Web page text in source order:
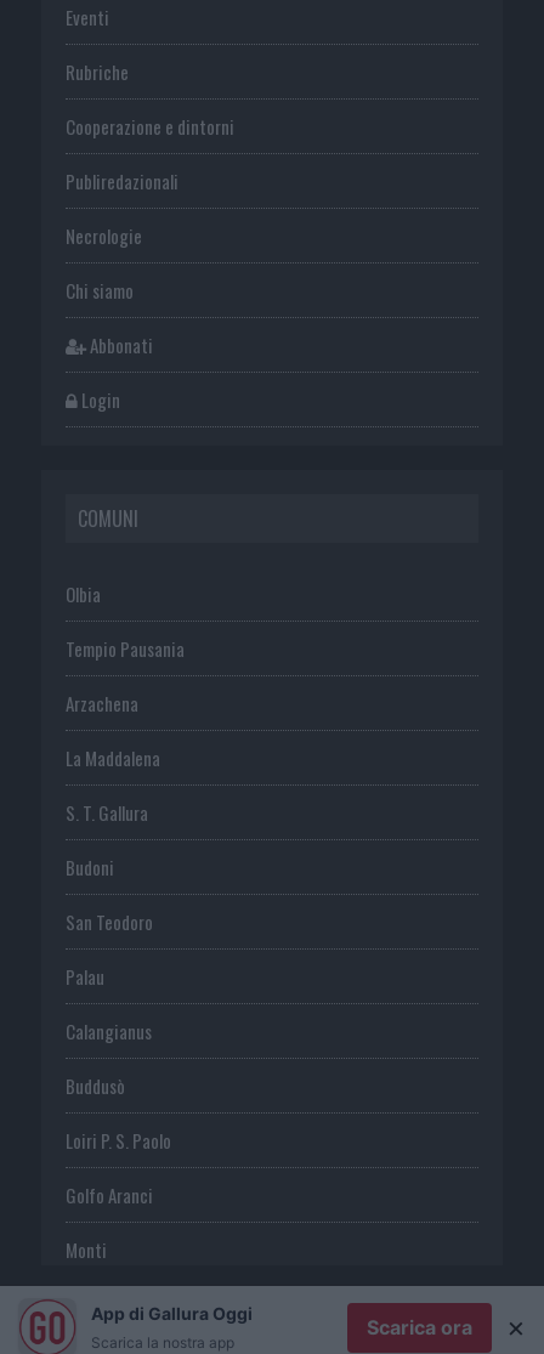
Eventi
Rubriche
Cooperazione e dintorni
Publiredazionali
Necrologie
Chi siamo
Abbonati
Login
COMUNI
Olbia
Tempio Pausania
Arzachena
La Maddalena
S. T. Gallura
Budoni
San Teodoro
Palau
Calangianus
Buddusò
Loiri P. S. Paolo
Golfo Aranci
Monti
TeltiApp di Gallura Oggi
Scarica la nostra app
Scarica ora ×